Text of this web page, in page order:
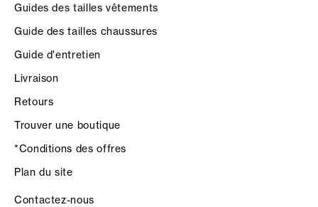
Guides des tailles vêtements
Guide des tailles chaussures
Guide d'entretien
Livraison
Retours
Trouver une boutique
*Conditions des offres
Plan du site
Contactez-nous